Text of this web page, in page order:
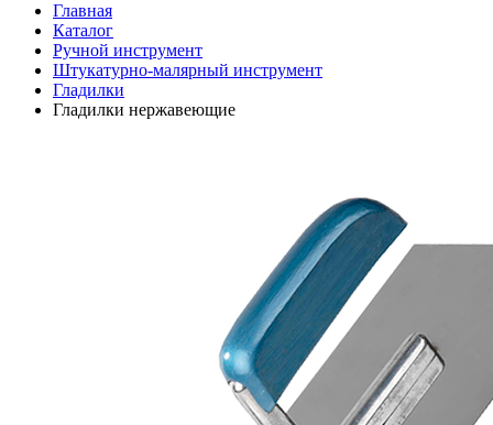
Главная
Каталог
Ручной инструмент
Штукатурно-малярный инструмент
Гладилки
Гладилки нержавеющие